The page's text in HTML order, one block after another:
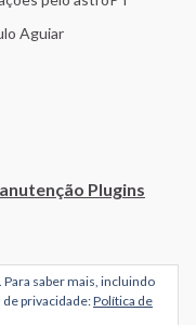
Aguiar
Plugins
saber mais, incluindo
privacidade:Política de